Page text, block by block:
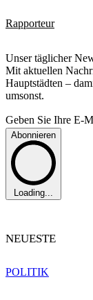
Rapporteur
Unser täglicher
Mit aktuellen
Hauptstädten –
umsonst.
Geben Sie Ihre E-
Abonnieren
Loading...
NEUESTE
POLITIK